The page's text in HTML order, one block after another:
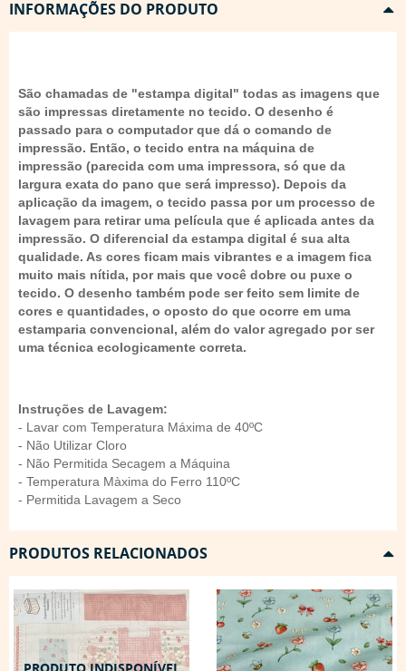
INFORMAÇÕES DO PRODUTO
São chamadas de "estampa digital" todas as imagens que
são impressas diretamente no tecido. O desenho é
passado para o computador que dá o comando de
impressão. Então, o tecido entra na máquina de
impressão (parecida com uma impressora, só que da
largura exata do pano que será impresso). Depois da
aplicação da imagem, o tecido passa por um processo de
lavagem para retirar uma película que é aplicada antes da
impressão. O diferencial da estampa digital é sua alta
qualidade. As cores ficam mais vibrantes e a imagem fica
muito mais nítida, por mais que você dobre ou puxe o
tecido. O desenho também pode ser feito sem limite de
cores e quantidades, o oposto do que ocorre em uma
estamparia convencional, além do valor agregado por ser
uma técnica ecologicamente correta.
Instruções de Lavagem:
- Lavar com Temperatura Máxima de 40ºC
- Não Utilizar Cloro
- Não Permitida Secagem a Máquina
- Temperatura Màxima do Ferro 110ºC
- Permitida Lavagem a Seco
PRODUTOS RELACIONADOS